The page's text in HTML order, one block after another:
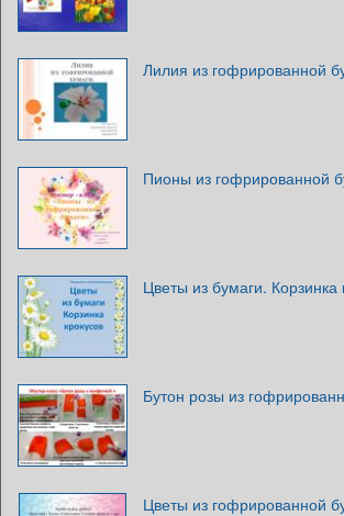
Лилия из гофрированной
Пионы из гофрированной
Цветы из бумаги. Корзинка
Бутон розы из
Цветы из гофрированной